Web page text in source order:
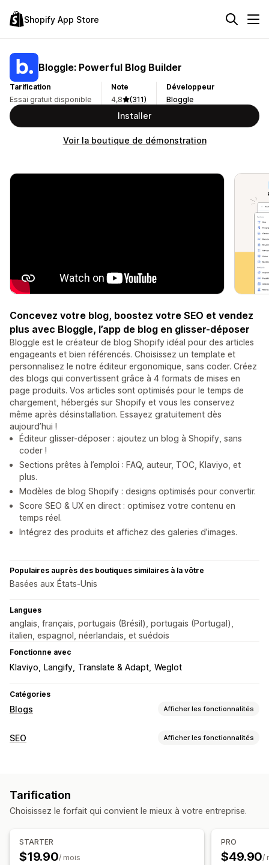
Shopify App Store
Bloggle: Powerful Blog Builder
Tarification
Essai gratuit disponible
Note
4,8
(311)
Développeur
Bloggle
Installer
Voir la boutique de démonstration
Concevez votre blog, boostez votre SEO et vendez
plus avec Bloggle, l’app de blog en glisser-déposer
Bloggle est le créateur de blog Shopify idéal pour des articles
engageants et bien référencés. Choisissez un template et
personnalisez le notre éditeur ergonomique, sans coder. Créez
des blogs qui convertissent grâce à 4 formats de mises en
page produits. Vos articles sont optimisés pour le temps de
chargement, hébergés sur Shopify et vous les conservez
même après désinstallation. Essayez gratuitement dès
aujourd’hui !
Éditeur glisser-déposer : ajoutez un blog à Shopify, sans
coder !
Sections prêtes à l’emploi : FAQ, auteur, TOC, Klaviyo, et
plus.
Modèles de blog Shopify : designs optimisés pour convertir.
Score SEO & UX en direct : optimisez votre contenu en
temps réel.
Intégrez des produits et affichez des galeries d’images.
Populaires auprès des boutiques similaires à la vôtre
Basées aux États-Unis
Langues
anglais, français, portugais (Brésil), portugais (Portugal),
italien, espagnol, néerlandais, et suédois
Fonctionne avec
Klaviyo Langify Translate & Adapt Weglot
Catégories
Blogs Afficher les fonctionnalités
Création de contenu
Produits intégrés
Commentaires
Sommaire Planification automatique
SEO
Optimisation des mots-clés
Balises alt
SEO Afficher les fonctionnalités
Préchargement
Extraits enrichis JSON-LD Schémas Génération IA
Optimisation de vitesse
Optimisation de métadonnées
Tarification
Choisissez le forfait qui convient le mieux à votre entreprise.
STARTER
$19.90/ mois
PRO
$49.90/